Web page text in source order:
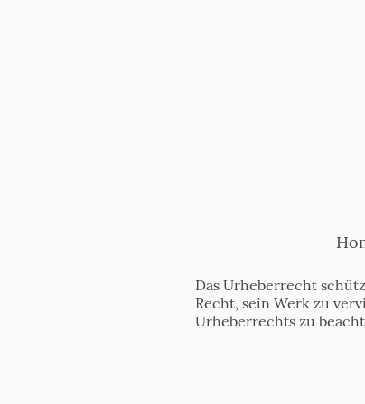
Das Urheberrecht
Recht, sein Werk zu
Urheberrechts zu